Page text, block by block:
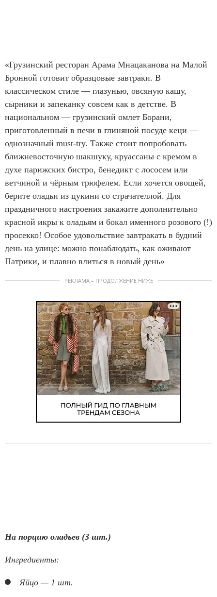
«Грузинский ресторан Арама Мнацаканова на Малой
Бронной готовит образцовые завтраки. В
классическом стиле — глазунью, овсяную кашу,
сырники и запеканку совсем как в детстве. В
национальном — грузинский омлет Борани,
приготовленный в печи в глиняной посуде кеци —
однозначный must-try. Также стоит попробовать
ближневосточную шакшуку, круассаны с кремом в
духе парижских бистро, бенедикт с лососем или
ветчиной и чёрным трюфелем. Если хочется овощей,
берите оладьи из цукини со страчателлой. Для
праздничного настроения закажите дополнительно
красной икры к оладьям и бокал именного розового (!)
просекко! Особое удовольствие завтракать в будний
день на улице: можно понаблюдать, как оживают
Патрики, и плавно влиться в новый день»
РЕКЛАМА – ПРОДОЛЖЕНИЕ НИЖЕ
На порцию оладьев (3 шт.)
Ингредиенты:
Яйцо — 1 шт.